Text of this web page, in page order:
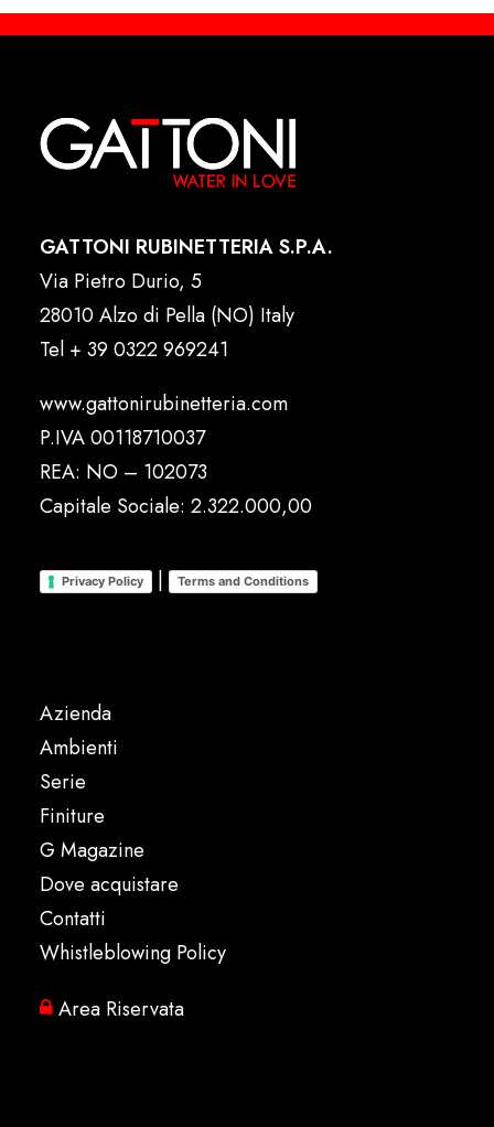
GATTONI RUBINETTERIA S.P.A.
Via Pietro Durio, 5
28010 Alzo di Pella (NO) Italy
Tel + 39 0322 969241
www.gattonirubinetteria.com
P.IVA 00118710037
REA: NO – 102073
Capitale Sociale: 2.322.000,00
Privacy Policy | Terms and Conditions
Azienda
Ambienti
Serie
Finiture
G Magazine
Dove acquistare
Contatti
Whistleblowing Policy
Area Riservata